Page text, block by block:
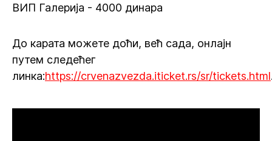
ВИП Галерија - 4000 динара
До карата можете доћи, већ сада, онлајн
путем следећег
линка:https://crvenazvezda.iticket.rs/sr/tickets.html